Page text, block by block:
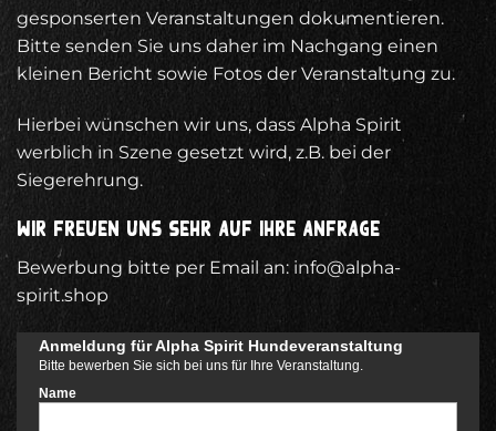
gesponserten Veranstaltungen dokumentieren.
Bitte senden Sie uns daher im Nachgang einen
kleinen Bericht sowie Fotos der Veranstaltung zu.
Hierbei wünschen wir uns, dass Alpha Spirit
werblich in Szene gesetzt wird, z.B. bei der
Siegerehrung.
Wir freuen uns sehr auf Ihre Anfrage
Bewerbung bitte per Email an: info@alpha-
spirit.shop